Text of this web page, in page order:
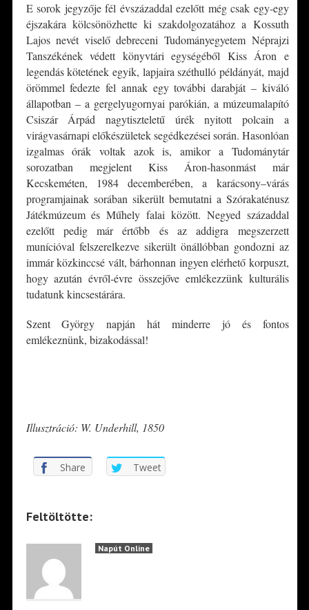
E sorok jegyzője fél évszázaddal ezelőtt még csak egy-egy
éjszakára kölcsönözhette ki szakdolgozatához a Kossuth
Lajos nevét viselő debreceni Tudományegyetem Néprajzi
Tanszékének védett könyvtári egységéből Kiss Áron e
legendás kötetének egyik, lapjaira széthulló példányát, majd
örömmel fedezte fel annak egy további darabját – kiváló
állapotban – a gergelyugornyai parókián, a múzeumalapító
Csiszár Árpád nagytiszteletű úrék nyitott polcain a
virágvasárnapi előkészületek segédkezései során. Hasonlóan
izgalmas órák voltak azok is, amikor a Tudománytár
sorozatban megjelent Kiss Áron-hasonmást már
Kecskeméten, 1984 decemberében, a karácsony–várás
programjainak sorában sikerült bemutatni a Szórakaténusz
Játékmúzeum és Műhely falai között. Negyed századdal
ezelőtt pedig már értőbb és az addigra megszerzett
munícióval felszerelkezve sikerült önállóbban gondozni az
immár közkinccsé vált, bárhonnan ingyen elérhető korpuszt,
hogy azután évről-évre összejőve emlékezzünk kulturális
tudatunk kincsestárára.
Szent György napján hát minderre jó és fontos
emlékeznünk, bizakodással!
Illusztráció: W. Underhill, 1850
Share Tweet
Feltöltötte:
Napút Online